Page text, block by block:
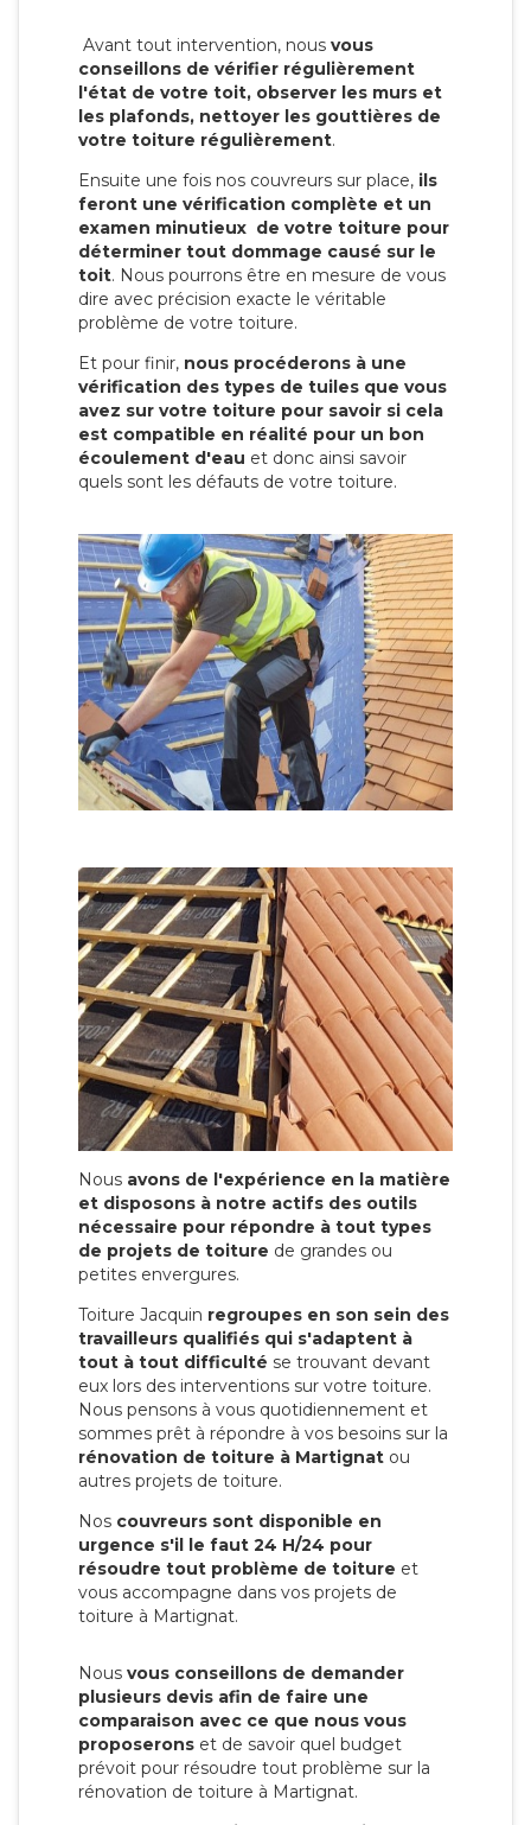
Avant tout intervention, nous vous
conseillons de vérifier régulièrement
l'état de votre toit, observer les murs et
les plafonds, nettoyer les gouttières de
votre toiture régulièrement.
Ensuite une fois nos couvreurs sur place, ils
feront une vérification complète et un
examen minutieux de votre toiture pour
déterminer tout dommage causé sur le
toit. Nous pourrons être en mesure de vous
dire avec précision exacte le véritable
problème de votre toiture.
Et pour finir, nous procéderons à une
vérification des types de tuiles que vous
avez sur votre toiture pour savoir si cela
est compatible en réalité pour un bon
écoulement d'eau et donc ainsi savoir
quels sont les défauts de votre toiture.
Nous avons de l'expérience en la matière
et disposons à notre actifs des outils
nécessaire pour répondre à tout types
de projets de toiture de grandes ou
petites envergures.
Toiture Jacquin regroupes en son sein des
travailleurs qualifiés qui s'adaptent à
tout à tout difficulté se trouvant devant
eux lors des interventions sur votre toiture.
Nous pensons à vous quotidiennement et
sommes prêt à répondre à vos besoins sur la
rénovation de toiture à Martignat ou
autres projets de toiture.
Nos couvreurs sont disponible en
urgence s'il le faut 24 H/24 pour
résoudre tout problème de toiture et
vous accompagne dans vos projets de
toiture à Martignat.
Nous vous conseillons de demander
plusieurs devis afin de faire une
comparaison avec ce que nous vous
proposerons et de savoir quel budget
prévoit pour résoudre tout problème sur la
rénovation de toiture à Martignat.